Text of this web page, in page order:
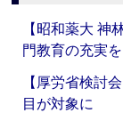
【昭和薬大 神
門教育の充実を
【厚労省検討
目が対象に